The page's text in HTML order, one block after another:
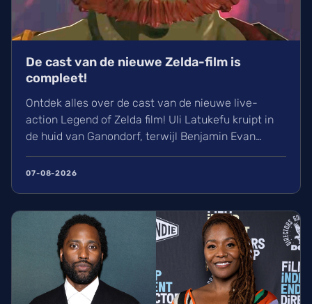
De cast van de nieuwe Zelda-film is
compleet!
Ontdek alles over de cast van de nieuwe live-
action Legend of Zelda film! Uli Latukefu kruipt in
de huid van Ganondorf, terwijl Benjamin Evan
Zelda vertolken. De film, geregisseerd door Wes
wachten!
07-08-2026